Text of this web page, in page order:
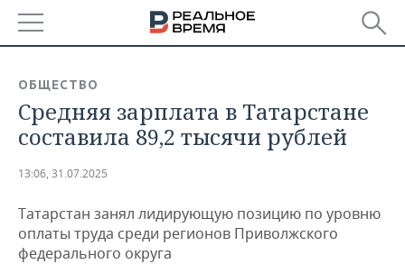
БАШКОРТОСТАН
ТАТАРСТАН
НОВОСТИ
АНАЛИТИКА
ДЕКЛАРАЦИИ О ДОХОДАХ
НОВОСТИ ЭКОНОМИКИ
ПРОМЫШЛЕННОСТЬ
ОБЩЕСТВО
Средняя зарплата в Татарстане
составила 89,2 тысячи рублей
13:06, 31.07.2025
Татарстан занял лидирующую позицию по уровню
оплаты труда среди регионов Приволжского
федерального округа